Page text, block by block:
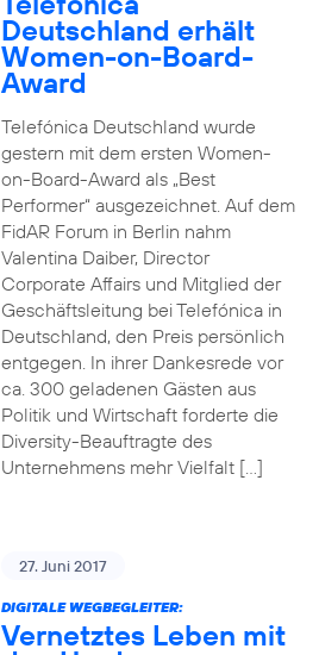
Deutschland erhält
Women-on-Board-
Award
Telefónica Deutschland wurde
gestern mit dem ersten Women-
on-Board-Award als „Best
Performer“ ausgezeichnet. Auf dem
FidAR Forum in Berlin nahm
Valentina Daiber, Director
Corporate Affairs und Mitglied der
Geschäftsleitung bei Telefónica in
Deutschland, den Preis persönlich
entgegen. In ihrer Dankesrede vor
ca. 300 geladenen Gästen aus
Politik und Wirtschaft forderte die
Diversity-Beauftragte des
Unternehmens mehr Vielfalt […]
27. Juni 2017
DIGITALE WEGBEGLEITER:
Vernetztes Leben mit